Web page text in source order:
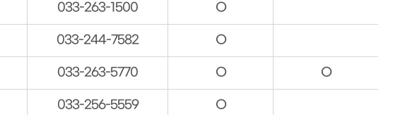
033-263-1500 O
033-244-7582 O
033-263-5770 O O
033-256-5559 O